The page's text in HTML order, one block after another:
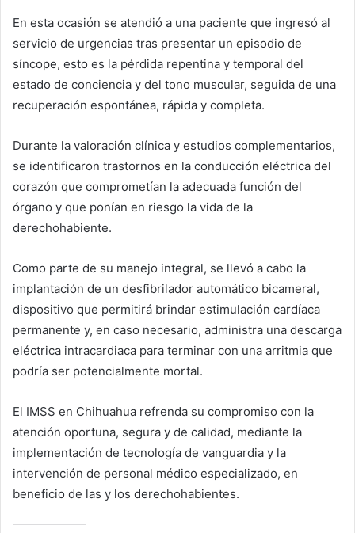
En esta ocasión se atendió a una paciente que ingresó al
servicio de urgencias tras presentar un episodio de
síncope, esto es la pérdida repentina y temporal del
estado de conciencia y del tono muscular, seguida de una
recuperación espontánea, rápida y completa.
Durante la valoración clínica y estudios complementarios,
se identificaron trastornos en la conducción eléctrica del
corazón que comprometían la adecuada función del
órgano y que ponían en riesgo la vida de la
derechohabiente.
Como parte de su manejo integral, se llevó a cabo la
implantación de un desfibrilador automático bicameral,
dispositivo que permitirá brindar estimulación cardíaca
permanente y, en caso necesario, administra una descarga
eléctrica intracardiaca para terminar con una arritmia que
podría ser potencialmente mortal.
El IMSS en Chihuahua refrenda su compromiso con la
atención oportuna, segura y de calidad, mediante la
implementación de tecnología de vanguardia y la
intervención de personal médico especializado, en
beneficio de las y los derechohabientes.